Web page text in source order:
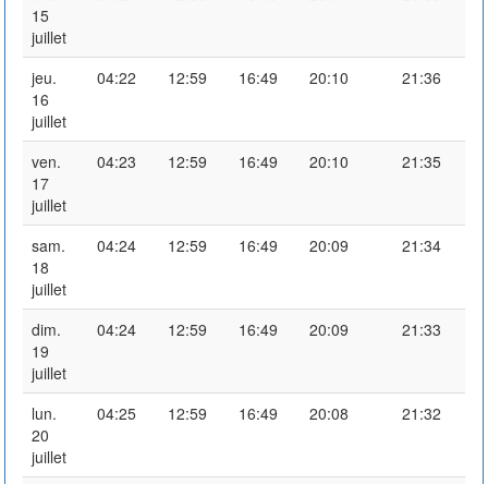
15
juillet
jeu.
16
juillet
04:22 12:59 16:49 20:10 21:36
ven.
17
juillet
04:23 12:59 16:49 20:10 21:35
sam.
18
juillet
04:24 12:59 16:49 20:09 21:34
dim.
19
juillet
04:24 12:59 16:49 20:09 21:33
lun.
20
juillet
04:25 12:59 16:49 20:08 21:32